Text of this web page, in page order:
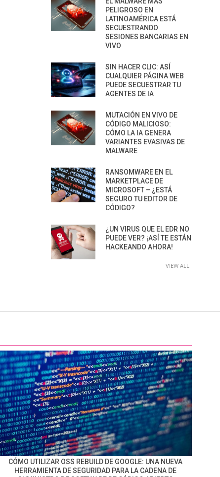
PELIGROSO EN
LATINOAMÉRICA ESTÁ
SECUESTRANDO
SESIONES BANCARIAS EN
VIVO
SIN HACER CLIC: ASÍ
CUALQUIER PÁGINA WEB
PUEDE SECUESTRAR TU
AGENTES DE IA
MUTACIÓN EN VIVO DE
CÓDIGO MALICIOSO:
CÓMO LA IA GENERA
VARIANTES EVASIVAS DE
MALWARE
RANSOMWARE EN EL
MARKETPLACE DE
MICROSOFT – ¿ESTÁ
SEGURO TU EDITOR DE
CÓDIGO?
¿UN VIRUS QUE EL EDR NO
PUEDE VER? ¡ASÍ TE ESTÁN
HACKEANDO AHORA!
VIEW ALL
CÓMO UTILIZAR OSS REBUILD DE GOOGLE: UNA NUEVA
HERRAMIENTA DE SEGURIDAD PARA LA CADENA DE